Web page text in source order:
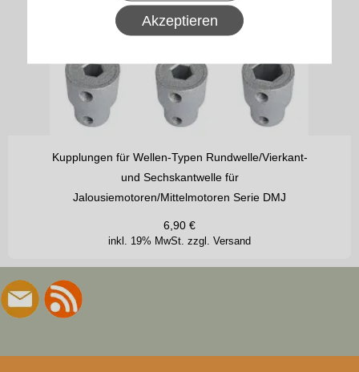
Akzeptieren
Kupplungen für Wellen-Typen Rundwelle/Vierkant-
und Sechskantwelle für
Jalousiemotoren/Mittelmotoren Serie DMJ
inkl. 19% MwSt. zzgl. Versand
6,90 €